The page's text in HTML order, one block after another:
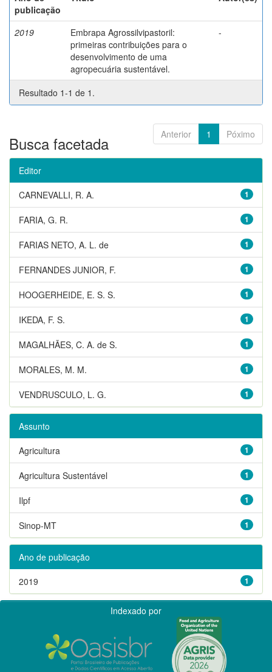
publicação
2019
Embrapa Agrossilvipastoril:
primeiras contribuições para o
desenvolvimento de uma
agropecuária sustentável.
-
Resultado 1-1 de 1.
Anterior 1 Póximo
Busca facetada
Editor
1
CARNEVALLI, R. A.
1
FARIA, G. R.
1
FARIAS NETO, A. L. de
1
FERNANDES JUNIOR, F.
1
HOOGERHEIDE, E. S. S.
1
IKEDA, F. S.
1
MAGALHÃES, C. A. de S.
1
MORALES, M. M.
1
VENDRUSCULO, L. G.
Assunto
1
Agricultura
1
Agricultura Sustentável
1
Ilpf
1
Sinop-MT
Ano de publicação
1
2019
Indexado por